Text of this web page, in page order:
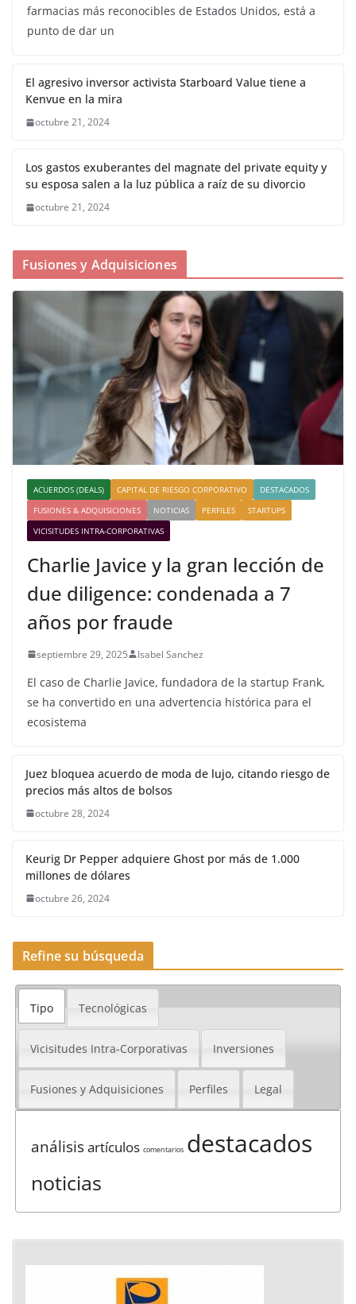
farmacias más reconocibles de Estados Unidos, está a
punto de dar un
El agresivo inversor activista Starboard Value tiene a
Kenvue en la mira
octubre 21, 2024
Los gastos exuberantes del magnate del private equity y
su esposa salen a la luz pública a raíz de su divorcio
octubre 21, 2024
Fusiones y Adquisiciones
ACUERDOS (DEALS) CAPITAL DE RIESGO CORPORATIVO
DESTACADOS
FUSIONES & ADQUISICIONES
NOTICIAS PERFILES
STARTUPS
VICISITUDES INTRA-CORPORATIVAS
Charlie Javice y la gran lección de
due diligence: condenada a 7
años por fraude
septiembre 29, 2025 Isabel Sanchez
El caso de Charlie Javice, fundadora de la startup Frank,
se ha convertido en una advertencia histórica para el
ecosistema
Juez bloquea acuerdo de moda de lujo, citando riesgo de
precios más altos de bolsos
octubre 28, 2024
Keurig Dr Pepper adquiere Ghost por más de 1.000
millones de dólares
octubre 26, 2024
Refine su búsqueda
Tipo Tecnológicas
Vicisitudes Intra-Corporativas Inversiones
Fusiones y Adquisiciones Perfiles Legal
análisisartículos comentarios destacados
noticias